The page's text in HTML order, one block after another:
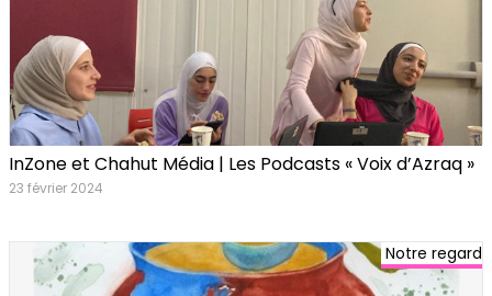
InZone et Chahut Média | Les Podcasts « Voix d’Azraq »
23 février 2024
Notre regard